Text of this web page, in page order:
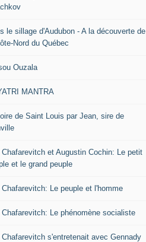
le sillage d'Audubon - A la découverte de
Nord du Québec
Ouzala
MANTRA
de Saint Louis par Jean, sire de
Chafarevitch et Augustin Cochin: Le petit
et le grand peuple
Chafarevitch: Le peuple et l'homme
Chafarevitch: Le phénomène socialiste
Chafarevitch s'entretenait avec Gennady